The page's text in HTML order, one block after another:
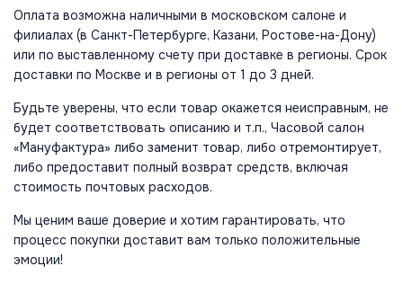
Оплата возможна наличными в московском салоне и
филиалах (в Санкт-Петербурге, Казани, Ростове-на-Дону)
или по выставленному счету при доставке в регионы. Срок
доставки по Москве и в регионы от 1 до 3 дней.
Будьте уверены, что если товар окажется неисправным, не
будет соответствовать описанию и т.п., Часовой салон
«Мануфактура» либо заменит товар, либо отремонтирует,
либо предоставит полный возврат средств, включая
стоимость почтовых расходов.
Мы ценим ваше доверие и хотим гарантировать, что
процесс покупки доставит вам только положительные
эмоции!